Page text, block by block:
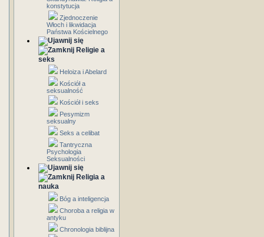
konstytucja
Zjednoczenie
Włoch i likwidacja
Państwa Kościelnego
Religie a
seks
Heloiza i Abelard
Kościół a
seksualność
Kościół i seks
Pesymizm
seksualny
Seks a celibat
Tantryczna
Psychologia
Seksualności
Religia a
nauka
Bóg a inteligencja
Choroba a religia w
antyku
Chronologia biblijna